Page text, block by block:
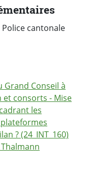
Police cantonale
Grand Conseil à
consorts - Mise
les
? (24_INT_160)
Thalmann